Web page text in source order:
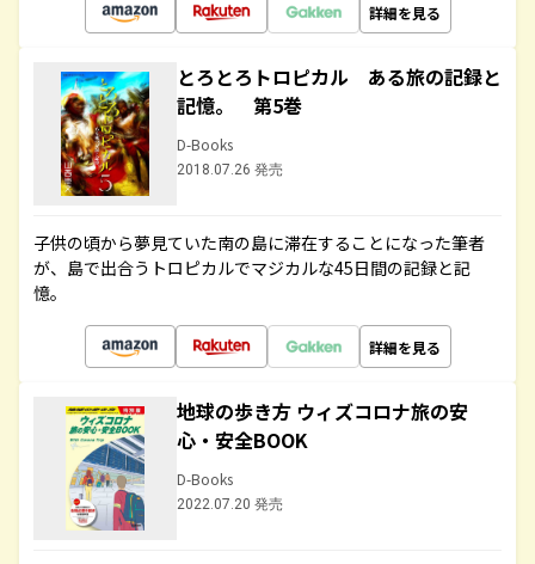
詳細を見る
とろとろトロピカル ある旅の記録と
記憶。 第5巻
D-Books
2018.07.26 発売
子供の頃から夢見ていた南の島に滞在することになった筆者
が、島で出合うトロピカルでマジカルな45日間の記録と記
憶。
詳細を見る
地球の歩き方 ウィズコロナ旅の安
心・安全BOOK
D-Books
2022.07.20 発売